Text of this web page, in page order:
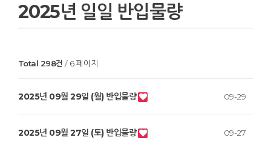
2025년 일일 반입물량
Total 298건 6 페이지
2025년 09월 29일 (월) 반입물량 09-29
2025년 09월 27일 (토) 반입물량 09-27